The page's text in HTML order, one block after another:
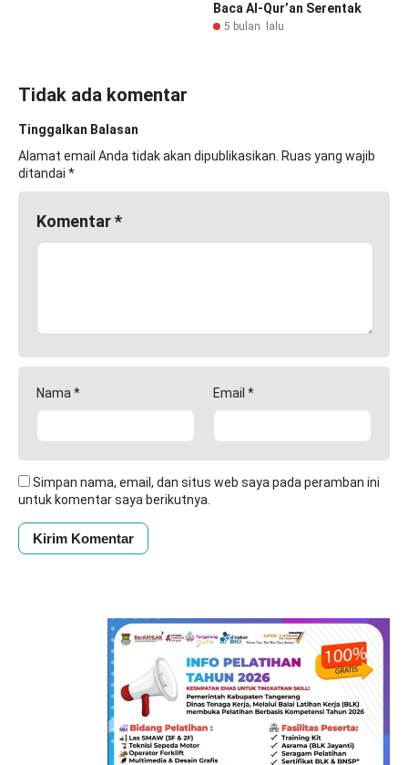
Baca Al-Qur’an Serentak
5 bulan lalu
Tidak ada komentar
Tinggalkan Balasan
Alamat email Anda tidak akan dipublikasikan. Ruas yang wajib
ditandai *
Komentar*
Nama * Email *
Simpan nama, email, dan situs web saya pada peramban ini
untuk komentar saya berikutnya.